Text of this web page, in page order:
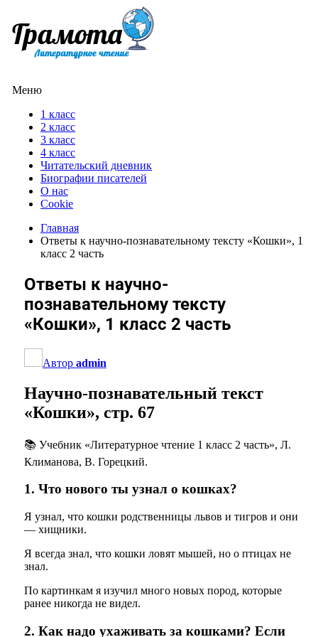
Меню
1 класс
2 класс
3 класс
4 класс
Читательский дневник
Биографии писателей
О нас
Cookie
Главная
Ответы к научно-познавательному тексту «Кошки», 1
класс 2 часть
Ответы к научно-
познавательному тексту
«Кошки», 1 класс 2 часть
Автор admin
Научно-познавательный текст
«Кошки», стр. 67
📚 Учебник «Литературное чтение 1 класс 2 часть», Л.
Климанова, В. Горецкий.
1. Что нового ты узнал о кошках?
Я узнал, что кошки родственницы львов и тигров и они
— хищники.
Я всегда знал, что кошки ловят мышей, но о птицах не
знал.
По картинкам я изучил много новых пород, которые
ранее никогда не видел.
2. Как надо ухаживать за кошками? Если